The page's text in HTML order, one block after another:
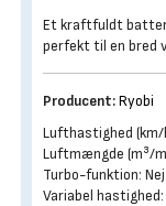
Et kraftfuldt
perfekt til en bred
Producent:Ryobi
Lufthastighed
Luftmængde (m³/
Turbo-funktion: Nej
Variabel hastighed: